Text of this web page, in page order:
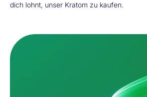
dich lohnt, unser Kratom zu kaufen.